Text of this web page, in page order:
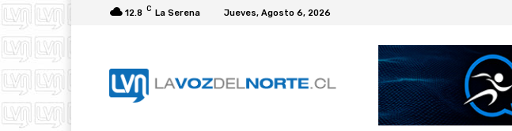
12.8 C La Serena Jueves, Agosto 6, 2026